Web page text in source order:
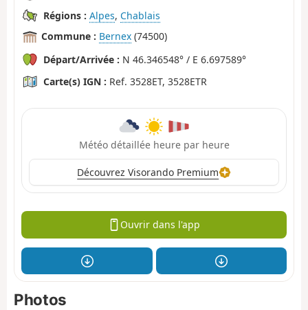
Régions : Alpes, Chablais
Commune : Bernex (74500)
Départ/Arrivée : N 46.346548° / E 6.697589°
Carte(s) IGN : Ref. 3528ET, 3528ETR
Météo détaillée heure par heure
Découvrez Visorando Premium
Ouvrir dans l'app
Photos